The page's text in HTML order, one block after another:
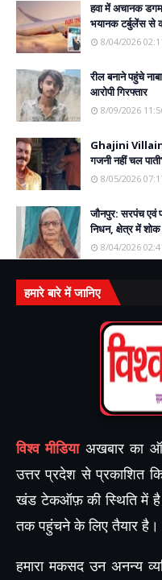
हवा में अचानक
भयानक टर्बुलेंस से
8/04/2026
रील बनाने पहुंचे
आरोपी गिरफ्तार
8/09/2026
Ghajini
गजनी नहीं चल
8/05/2026
जौनपुर: सरपंच एवं
निधन, क्षेत्र में
8/04/2026
हमारे बारे में जानिए
विश्व मीडियाअखबार का
उत्तर प्रदेश से प्रकाशित
खंड टेकऑफ़ की स्थिति में है
तक पहुंचने के लिए तैयार है।
हमारा मकसद उन अनन्य